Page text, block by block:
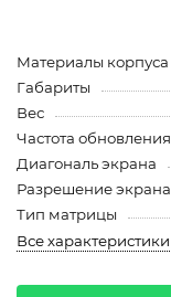
Материалы корпуса
Габариты
Вес
Частота обновления
Диагональ экрана
Разрешение экрана
Тип матрицы
Все характеристики